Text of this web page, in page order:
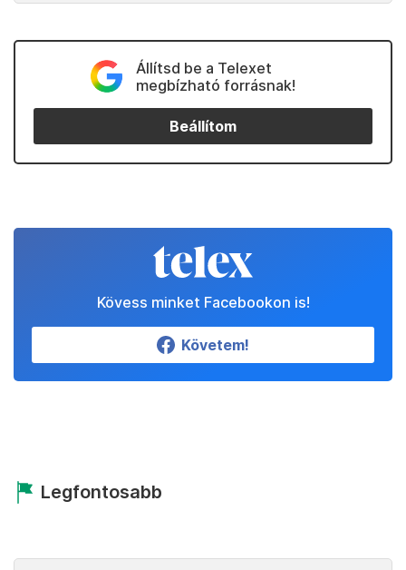
Állítsd be a Telexet
megbízható forrásnak!
Beállítom
Kövess minket Facebookon is!
Követem!
Legfontosabb